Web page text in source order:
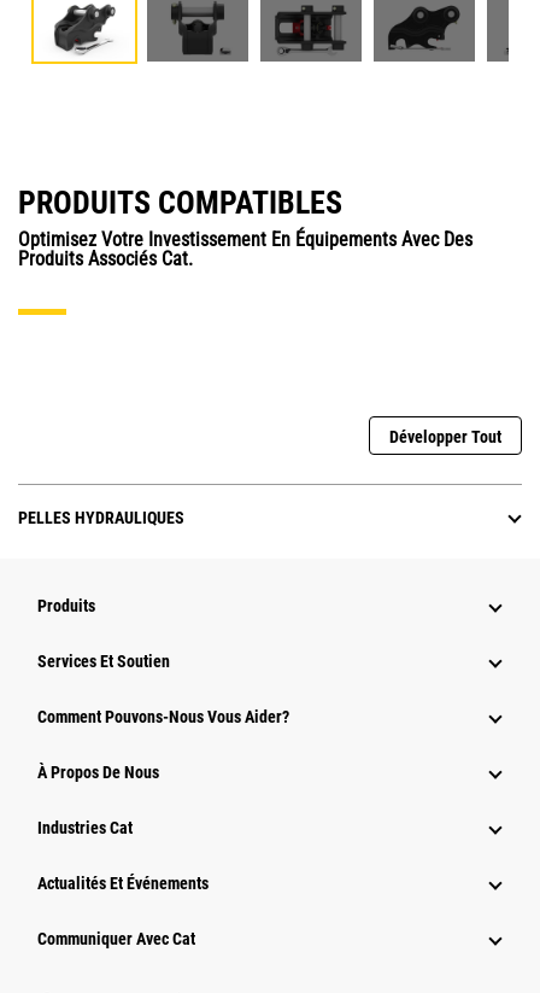
PRODUITS COMPATIBLES
Optimisez Votre Investissement En Équipements Avec Des
Produits Associés Cat.
Développer Tout
PELLES HYDRAULIQUES
Produits
Services Et Soutien
Comment Pouvons-Nous Vous Aider?
À Propos De Nous
Industries Cat
Actualités Et Événements
Communiquer Avec Cat